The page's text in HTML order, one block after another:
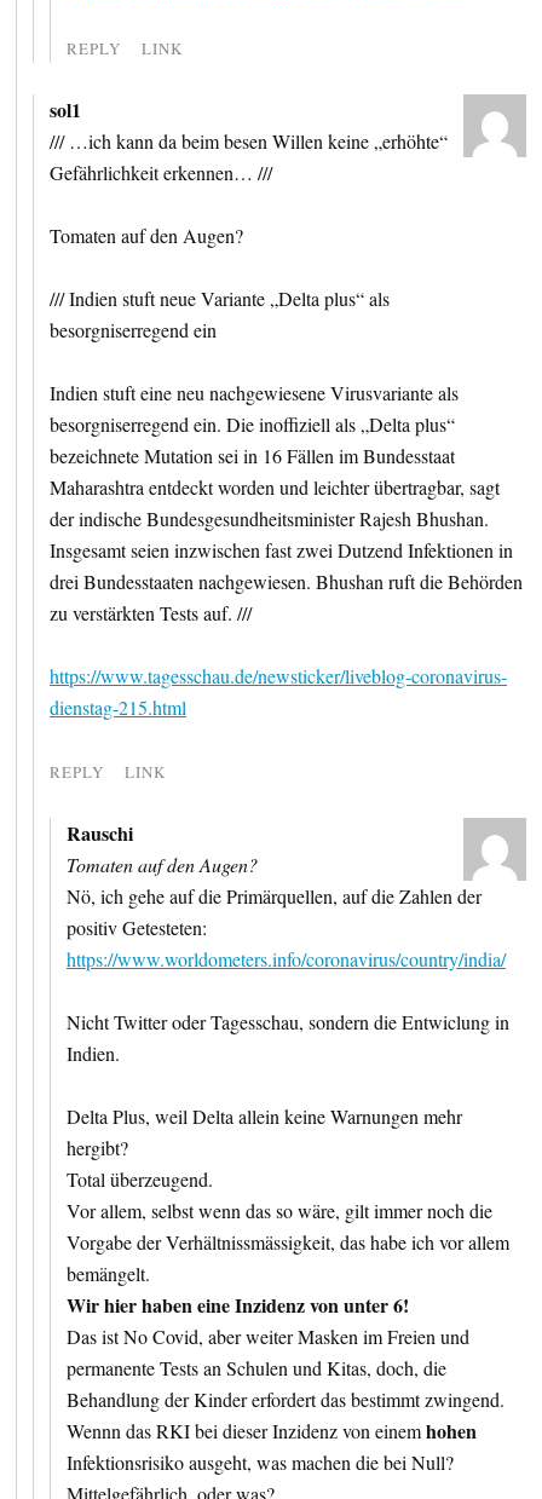
REPLY LINK
sol1
/// …ich kann da beim besen Willen keine „erhöhte“
Gefährlichkeit erkennen… ///
Tomaten auf den Augen?
/// Indien stuft neue Variante „Delta plus“ als
besorgniserregend ein
Indien stuft eine neu nachgewiesene Virusvariante als
besorgniserregend ein. Die inoffiziell als „Delta plus“
bezeichnete Mutation sei in 16 Fällen im Bundesstaat
Maharashtra entdeckt worden und leichter übertragbar, sagt
der indische Bundesgesundheitsminister Rajesh Bhushan.
Insgesamt seien inzwischen fast zwei Dutzend Infektionen in
drei Bundesstaaten nachgewiesen. Bhushan ruft die Behörden
zu verstärkten Tests auf. ///
https://www.tagesschau.de/newsticker/liveblog-coronavirus-
dienstag-215.html
REPLY LINK
Rauschi
Tomaten auf den Augen?
Nö, ich gehe auf die Primärquellen, auf die Zahlen der
positiv Getesteten:
https://www.worldometers.info/coronavirus/country/india/
Nicht Twitter oder Tagesschau, sondern die Entwiclung in
Indien.
Delta Plus, weil Delta allein keine Warnungen mehr
hergibt?
Total überzeugend.
Vor allem, selbst wenn das so wäre, gilt immer noch die
Vorgabe der Verhältnissmässigkeit, das habe ich vor allem
bemängelt.
Wir hier haben eine Inzidenz von unter 6!
Das ist No Covid, aber weiter Masken im Freien und
permanente Tests an Schulen und Kitas, doch, die
Behandlung der Kinder erfordert das bestimmt zwingend.
Wennn das RKI bei dieser Inzidenz von einemhohen
Infektionsrisiko ausgeht, was machen die bei Null?
Mittelgefährlich, oder was?